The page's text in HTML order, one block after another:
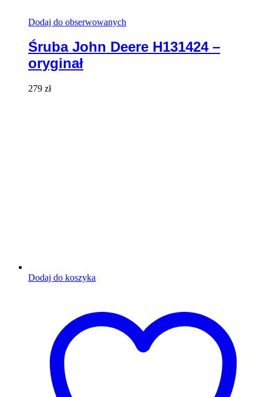
Dodaj do obserwowanych
Śruba John Deere H131424 –
oryginał
279 zł
Dodaj do koszyka